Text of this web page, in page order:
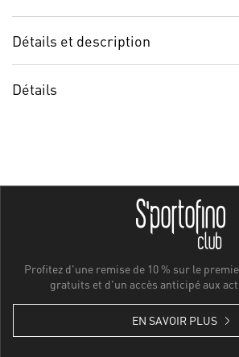
Détails et description
Détails
Profitez d'une remise de 10 % sur le
gratuits et d'un accès anticipé aux
EN SAVOIR PLUS